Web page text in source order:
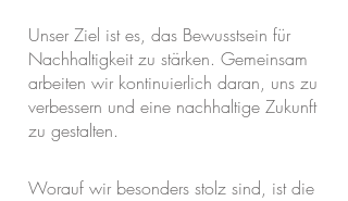
Unser Ziel ist es, das Bewusstsein für
Nachhaltigkeit zu stärken. Gemeinsam
arbeiten wir kontinuierlich daran, uns zu
verbessern und eine nachhaltige Zukunft
zu gestalten.
Worauf wir besonders stolz sind, ist die